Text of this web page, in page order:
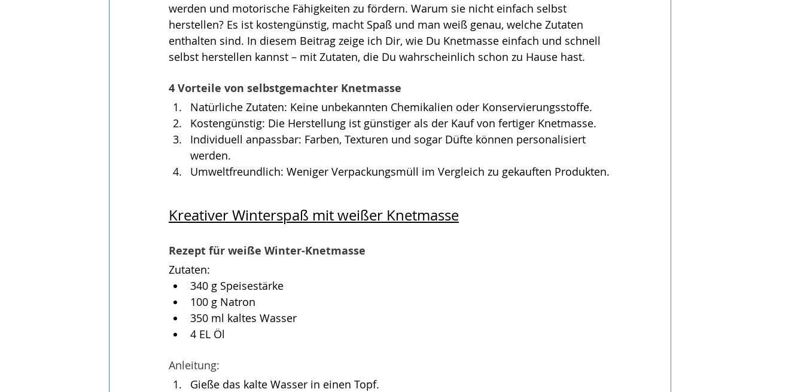
werden und motorische Fähigkeiten zu fördern. Warum sie nicht einfach selbst
herstellen? Es ist kostengünstig, macht Spaß und man weiß genau, welche Zutaten
enthalten sind. In diesem Beitrag zeige ich Dir, wie Du Knetmasse einfach und schnell
selbst herstellen kannst – mit Zutaten, die Du wahrscheinlich schon zu Hause hast.
4 Vorteile von selbstgemachter Knetmasse
Natürliche Zutaten: Keine unbekannten Chemikalien oder Konservierungsstoffe.
Kostengünstig: Die Herstellung ist günstiger als der Kauf von fertiger Knetmasse.
Individuell anpassbar: Farben, Texturen und sogar Düfte können personalisiert
werden.
Umweltfreundlich: Weniger Verpackungsmüll im Vergleich zu gekauften Produkten.
Kreativer Winterspaß mit weißer Knetmasse
Rezept für weiße Winter-Knetmasse
Zutaten:
340 g Speisestärke
100 g Natron
350 ml kaltes Wasser
4 EL Öl
Anleitung:
Gieße das kalte Wasser in einen Topf.